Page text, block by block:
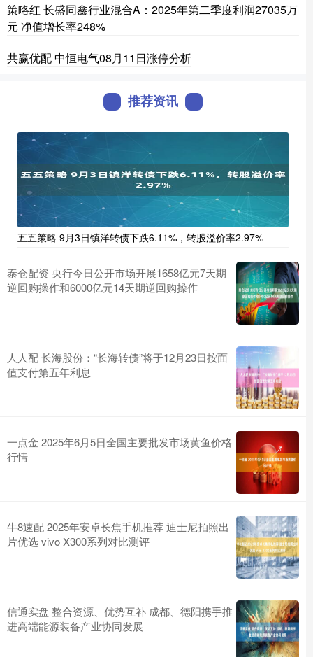
策略红 长盛同鑫行业混合A：2025年第二季度利润27035万
元 净值增长率248%
共赢优配 中恒电气08月11日涨停分析
推荐资讯
五五策略 9月3日镇洋转债下跌6.11%，转股溢价率2.97%
泰仓配资 央行今日公开市场开展1658亿元7天期
逆回购操作和6000亿元14天期逆回购操作
人人配 长海股份：“长海转债”将于12月23日按面
值支付第五年利息
一点金 2025年6月5日全国主要批发市场黄鱼价格
行情
牛8速配 2025年安卓长焦手机推荐 迪士尼拍照出
片优选 vivo X300系列对比测评
信通实盘 整合资源、优势互补 成都、德阳携手推
进高端能源装备产业协同发展